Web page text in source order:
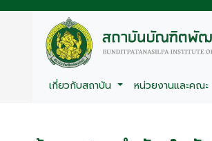
เกี่ยวกับสถาบัน หน่วยงานและคณะ